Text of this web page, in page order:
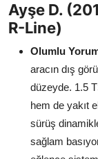
Ayşe D.
R-Line)
Olumlu
aracın dış
düzeyde. 1.5
hem de yakıt
sürüş
sağlam